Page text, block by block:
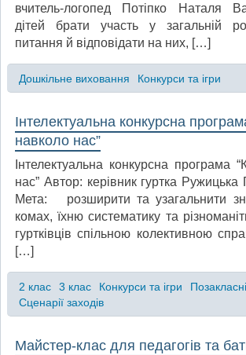
вчитель-логопед Потіпко Наталя
дітей брати участь у загальній
питання й відповідати на них, […]
Дошкільне виховання Конкурси та ігри
Інтелектуальна конкурсна
навколо нас”
Інтелектуальна конкурсна програма
нас” Автор: керівник гуртка Ружицька
Мета: розширити та узагальнити
комах, їхню систематику та
гуртківців спільною колективною
[…]
2 клас 3 клас Конкурси та ігри
Сценарії заходів
Майстер-клас для педагогів та